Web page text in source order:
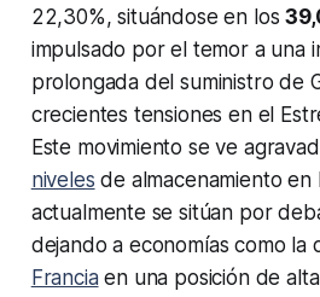
22,30%, situándose en los
impulsado por el temor a una
prolongada del suministro de
crecientes tensiones en el
Este movimiento se ve
niveles de almacenamiento en
actualmente se sitúan por
dejando a economías como la
Franciaen una posición de